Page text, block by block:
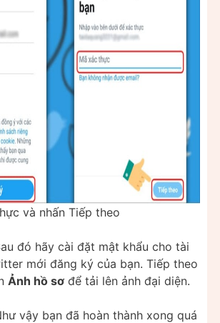
và nhấn Tiếp theo
đó hãy cài đặt mật khẩu cho tài
mới đăng ký của bạn. Tiếp theo
Ảnh hồ sơ để tải lên ảnh đại diện.
vậy bạn đã hoàn thành xong quá